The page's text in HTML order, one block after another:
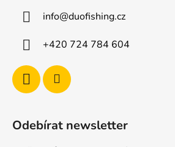
info@duofishing.cz
+420 724 784 604
Odebírat newsletter